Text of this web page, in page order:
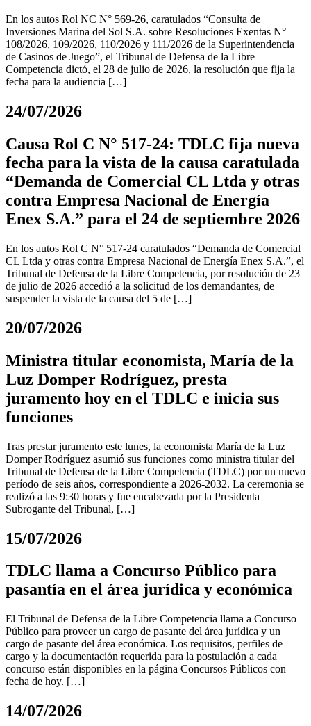
En los autos Rol NC N° 569-26, caratulados “Consulta de
Inversiones Marina del Sol S.A. sobre Resoluciones Exentas N°
108/2026, 109/2026, 110/2026 y 111/2026 de la Superintendencia
de Casinos de Juego”, el Tribunal de Defensa de la Libre
Competencia dictó, el 28 de julio de 2026, la resolución que fija la
fecha para la audiencia […]
24/07/2026
Causa Rol C N° 517-24: TDLC fija nueva
fecha para la vista de la causa caratulada
“Demanda de Comercial CL Ltda y otras
contra Empresa Nacional de Energía
Enex S.A.” para el 24 de septiembre 2026
En los autos Rol C N° 517-24 caratulados “Demanda de Comercial
CL Ltda y otras contra Empresa Nacional de Energía Enex S.A.”, el
Tribunal de Defensa de la Libre Competencia, por resolución de 23
de julio de 2026 accedió a la solicitud de los demandantes, de
suspender la vista de la causa del 5 de […]
20/07/2026
Ministra titular economista, María de la
Luz Domper Rodríguez, presta
juramento hoy en el TDLC e inicia sus
funciones
Tras prestar juramento este lunes, la economista María de la Luz
Domper Rodríguez asumió sus funciones como ministra titular del
Tribunal de Defensa de la Libre Competencia (TDLC) por un nuevo
período de seis años, correspondiente a 2026-2032. La ceremonia se
realizó a las 9:30 horas y fue encabezada por la Presidenta
Subrogante del Tribunal, […]
15/07/2026
TDLC llama a Concurso Público para
pasantía en el área jurídica y económica
El Tribunal de Defensa de la Libre Competencia llama a Concurso
Público para proveer un cargo de pasante del área jurídica y un
cargo de pasante del área económica. Los requisitos, perfiles de
cargo y la documentación requerida para la postulación a cada
concurso están disponibles en la página Concursos Públicos con
fecha de hoy. […]
14/07/2026